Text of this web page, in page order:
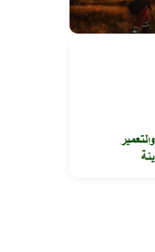
التعمير